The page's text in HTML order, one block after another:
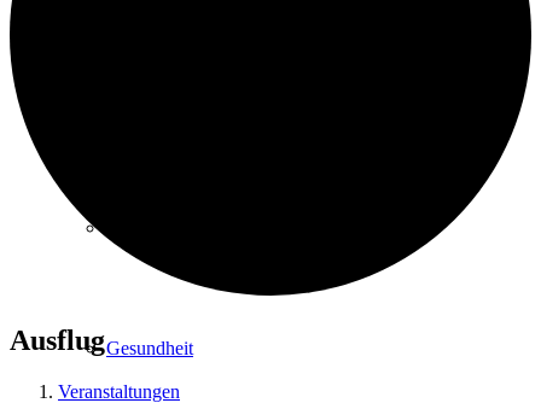
Gesundheit
Ausflug
Veranstaltungen